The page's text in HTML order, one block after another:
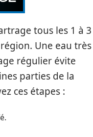
tous les 1 à 3
Une eau très
régulier évite
parties de la
ces étapes :